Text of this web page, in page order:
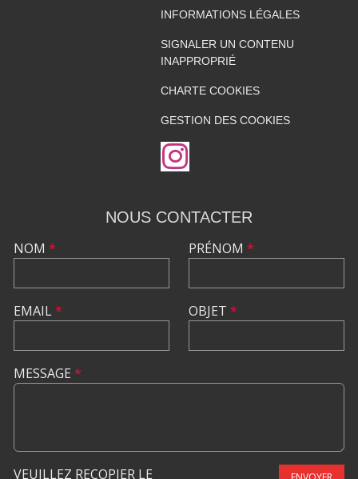
INFORMATIONS LÉGALES
SIGNALER UN CONTENU
INAPPROPRIÉ
CHARTE COOKIES
GESTION DES COOKIES
NOUS CONTACTER
NOM *
EMAIL*
PRÉNOM *
OBJET *
MESSAGE *
VEUILLEZ RECOPIER LE